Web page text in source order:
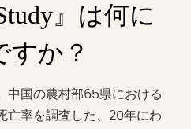
』は何に
すか？
中国の農村部65県における
亡率を調査した、20年にわ